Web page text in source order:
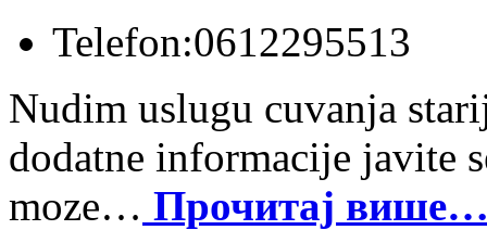
Telefon:0612295513
Nudim uslugu cuvanja
dodatne informacije javite
moze… Прочитај